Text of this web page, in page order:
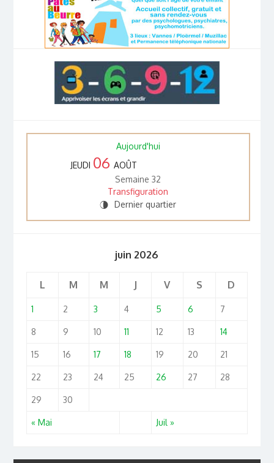
Aujourd'hui
JEUDI 06 AOÛT
Semaine 32
Transfiguration
U Dernier quartier
juin 2026
L M M J V S D
« Mai Juil »
1 2 3 4 5 6 7
8 9 10 11 12 13 14
15 16 17 18 19 20 21
22 23 24 25 26 27 28
29 30